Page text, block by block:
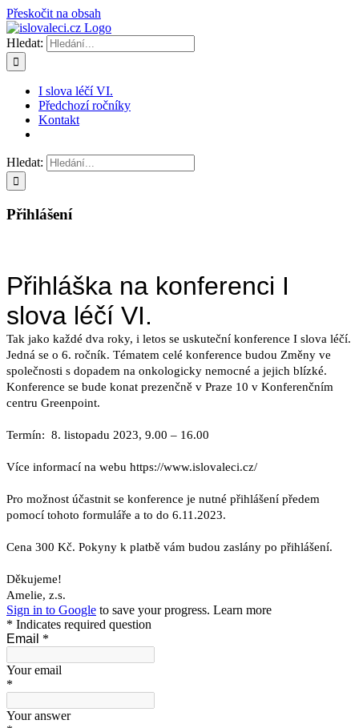
Přeskočit na obsah
Hledat:
I slova léčí VI.
Předchozí ročníky
Kontakt
Hledat:
Přihlášení